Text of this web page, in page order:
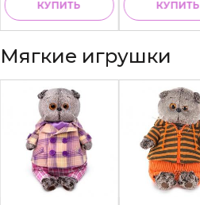
КУПИТЬ КУПИТЬ
Мягкие игрушки